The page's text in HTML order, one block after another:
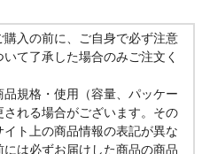
購入の前に、ご自身で必ず注意
て了承した場合のみご注文く
品規格・使用（容量、パッケー
れる場合がございます。その
ト上の商品情報の表記が異な
は必ずお届けした商品の商品